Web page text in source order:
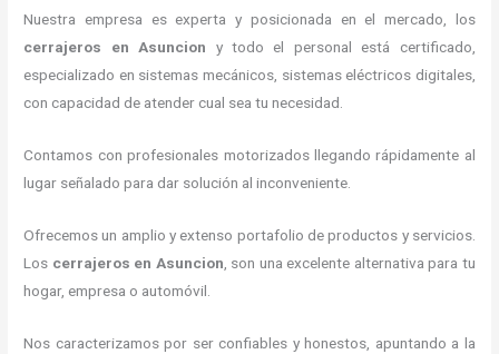
Nuestra empresa es experta y posicionada en el mercado, los
cerrajeros en Asuncion y todo el personal está certificado,
especializado en sistemas mecánicos, sistemas eléctricos digitales,
con capacidad de atender cual sea tu necesidad.
Contamos con profesionales motorizados llegando rápidamente al
lugar señalado para dar solución al inconveniente.
Ofrecemos un amplio y extenso portafolio de productos y servicios.
Los cerrajeros en Asuncion , son una excelente alternativa para tu
hogar, empresa o automóvil.
Nos caracterizamos por ser confiables y honestos, apuntando a la